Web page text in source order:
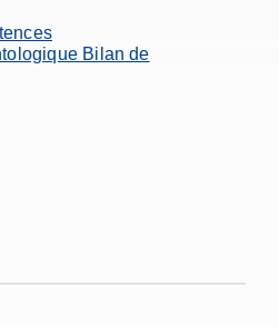
Bilan de